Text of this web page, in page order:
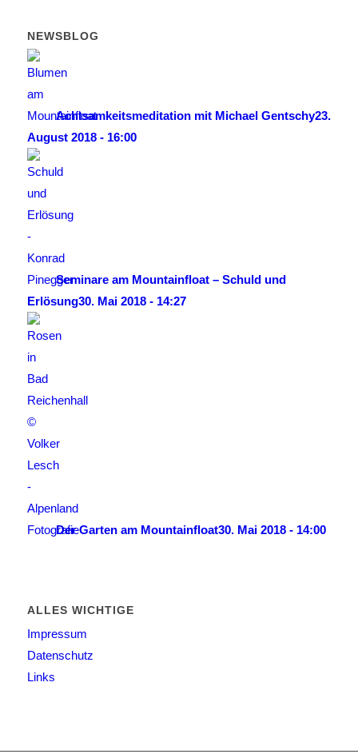
NEWSBLOG
Achtsamkeitsmeditation mit Michael Gentschy23.
August 2018 - 16:00
Seminare am Mountainfloat – Schuld und
Erlösung30. Mai 2018 - 14:27
Der Garten am Mountainfloat30. Mai 2018 - 14:00
ALLES WICHTIGE
Impressum
Datenschutz
Links